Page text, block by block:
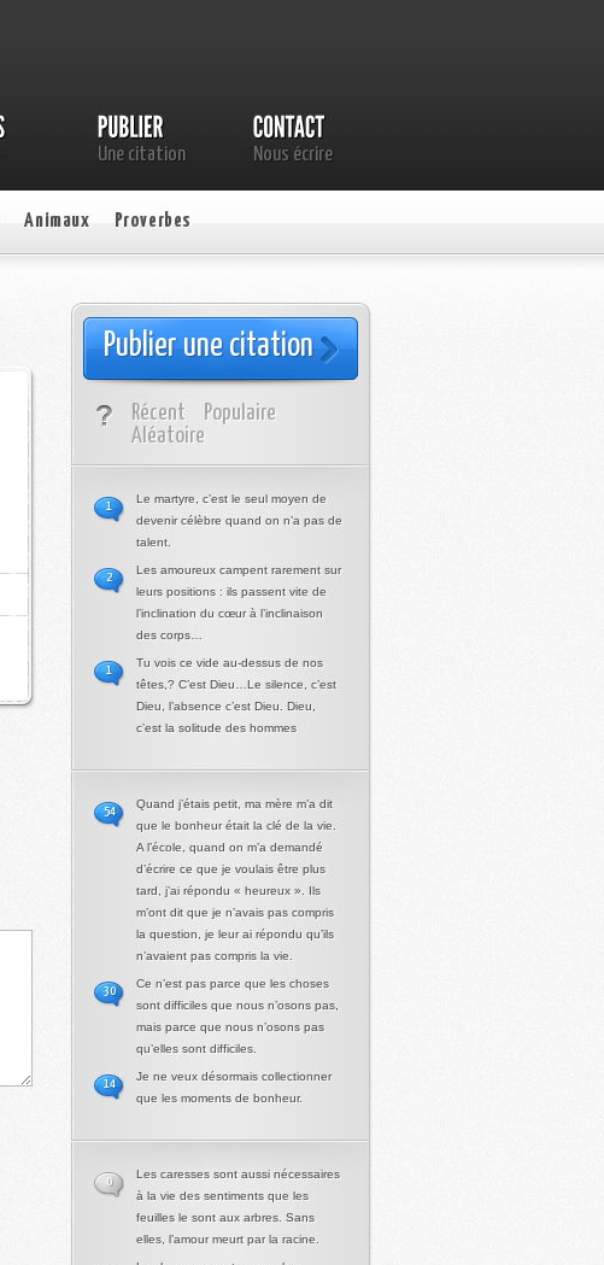
Une citation Nous écrire
Animaux Proverbes
Publier une citation
Récent
Populaire
Aléatoire
Le martyre, c’est le seul moyen de
devenir célèbre quand on n’a pas de
talent.
1
Les amoureux campent rarement sur
leurs positions : ils passent vite de
l’inclination du cœur à l’inclinaison
des corps…
2
Tu vois ce vide au-dessus de nos
têtes,? C’est Dieu…Le silence, c’est
Dieu, l’absence c’est Dieu. Dieu,
c’est la solitude des hommes
1
Quand j’étais petit, ma mère m’a dit
que le bonheur était la clé de la vie.
A l’école, quand on m’a demandé
d’écrire ce que je voulais être plus
tard, j’ai répondu « heureux ». Ils
m’ont dit que je n’avais pas compris
la question, je leur ai répondu qu’ils
n’avaient pas compris la vie.
54
Ce n’est pas parce que les choses
sont difficiles que nous n’osons pas,
mais parce que nous n’osons pas
qu’elles sont difficiles.
30
Je ne veux désormais collectionner
que les moments de bonheur.
14
Les caresses sont aussi nécessaires
à la vie des sentiments que les
feuilles le sont aux arbres. Sans
elles, l’amour meurt par la racine.
0